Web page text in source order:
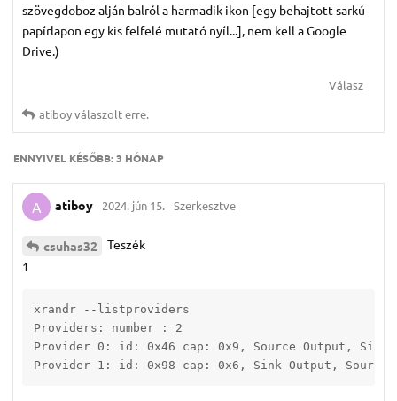
szövegdoboz alján balról a harmadik ikon [egy behajtott sarkú
papírlapon egy kis felfelé mutató nyíl...], nem kell a Google
Drive.)
Válasz
atiboyválaszolt erre.
ENNYIVEL KÉSŐBB:3 HÓNAP
A atiboy 2024. jún 15. Szerkesztve
csuhas32
Teszék
1
xrandr --listproviders
Providers: number : 2
Provider 0: id: 0x46 cap: 0x9, Source Output,
Provider 1: id: 0x98 cap: 0x6, Sink Output, Source